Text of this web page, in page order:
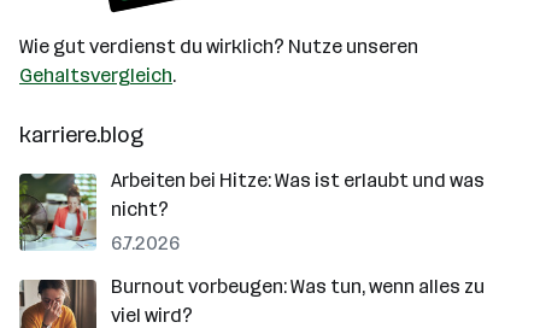
Wie gut verdienst du wirklich? Nutze unseren
Gehaltsvergleich.
karriere.blog
Arbeiten bei Hitze: Was ist erlaubt und was
nicht?
6.7.2026
Burnout vorbeugen: Was tun, wenn alles zu
viel wird?